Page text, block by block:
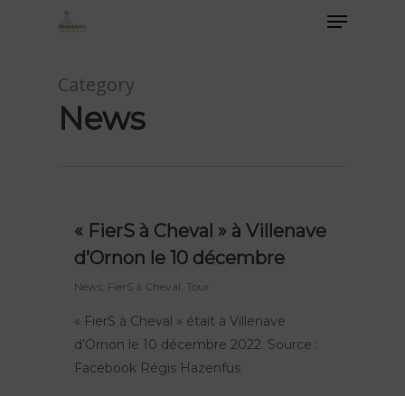
Category
News
« FierS à Cheval » à Villenave
d’Ornon le 10 décembre
News FierS à Cheval Tour
« FierS à Cheval » était à Villenave
d’Ornon le 10 décembre 2022. Source :
Facebook Régis Hazenfus